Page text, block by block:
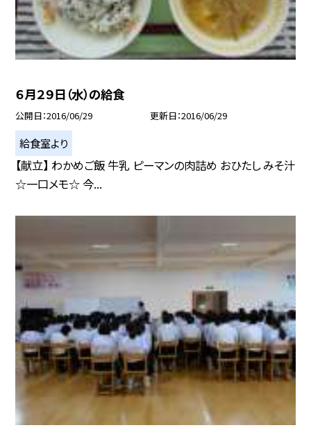
６月２９日（水）の給食
公開日 2016/06/29 更新日 2016/06/29
給食室より
【献立】 わかめご飯 牛乳 ピーマンの肉詰め おひたし みそ汁
☆一口メモ☆ 今...